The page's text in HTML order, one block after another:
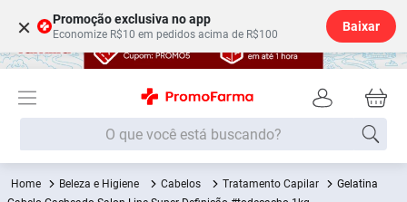
× Promoção exclusiva no app
Economize R$10 em pedidos acima de R$100
Baixar
O que você está buscando?
Beleza e Higiene Cabelos Tratamento Capilar
Gelatina
Termos mais buscados